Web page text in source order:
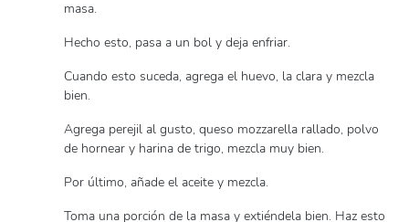
masa.
Hecho esto, pasa a un bol y deja enfriar.
Cuando esto suceda, agrega el huevo, la clara y mezcla
bien.
Agrega perejil al gusto, queso mozzarella rallado, polvo
de hornear y harina de trigo, mezcla muy bien.
Por último, añade el aceite y mezcla.
Toma una porción de la masa y extiéndela bien. Haz esto